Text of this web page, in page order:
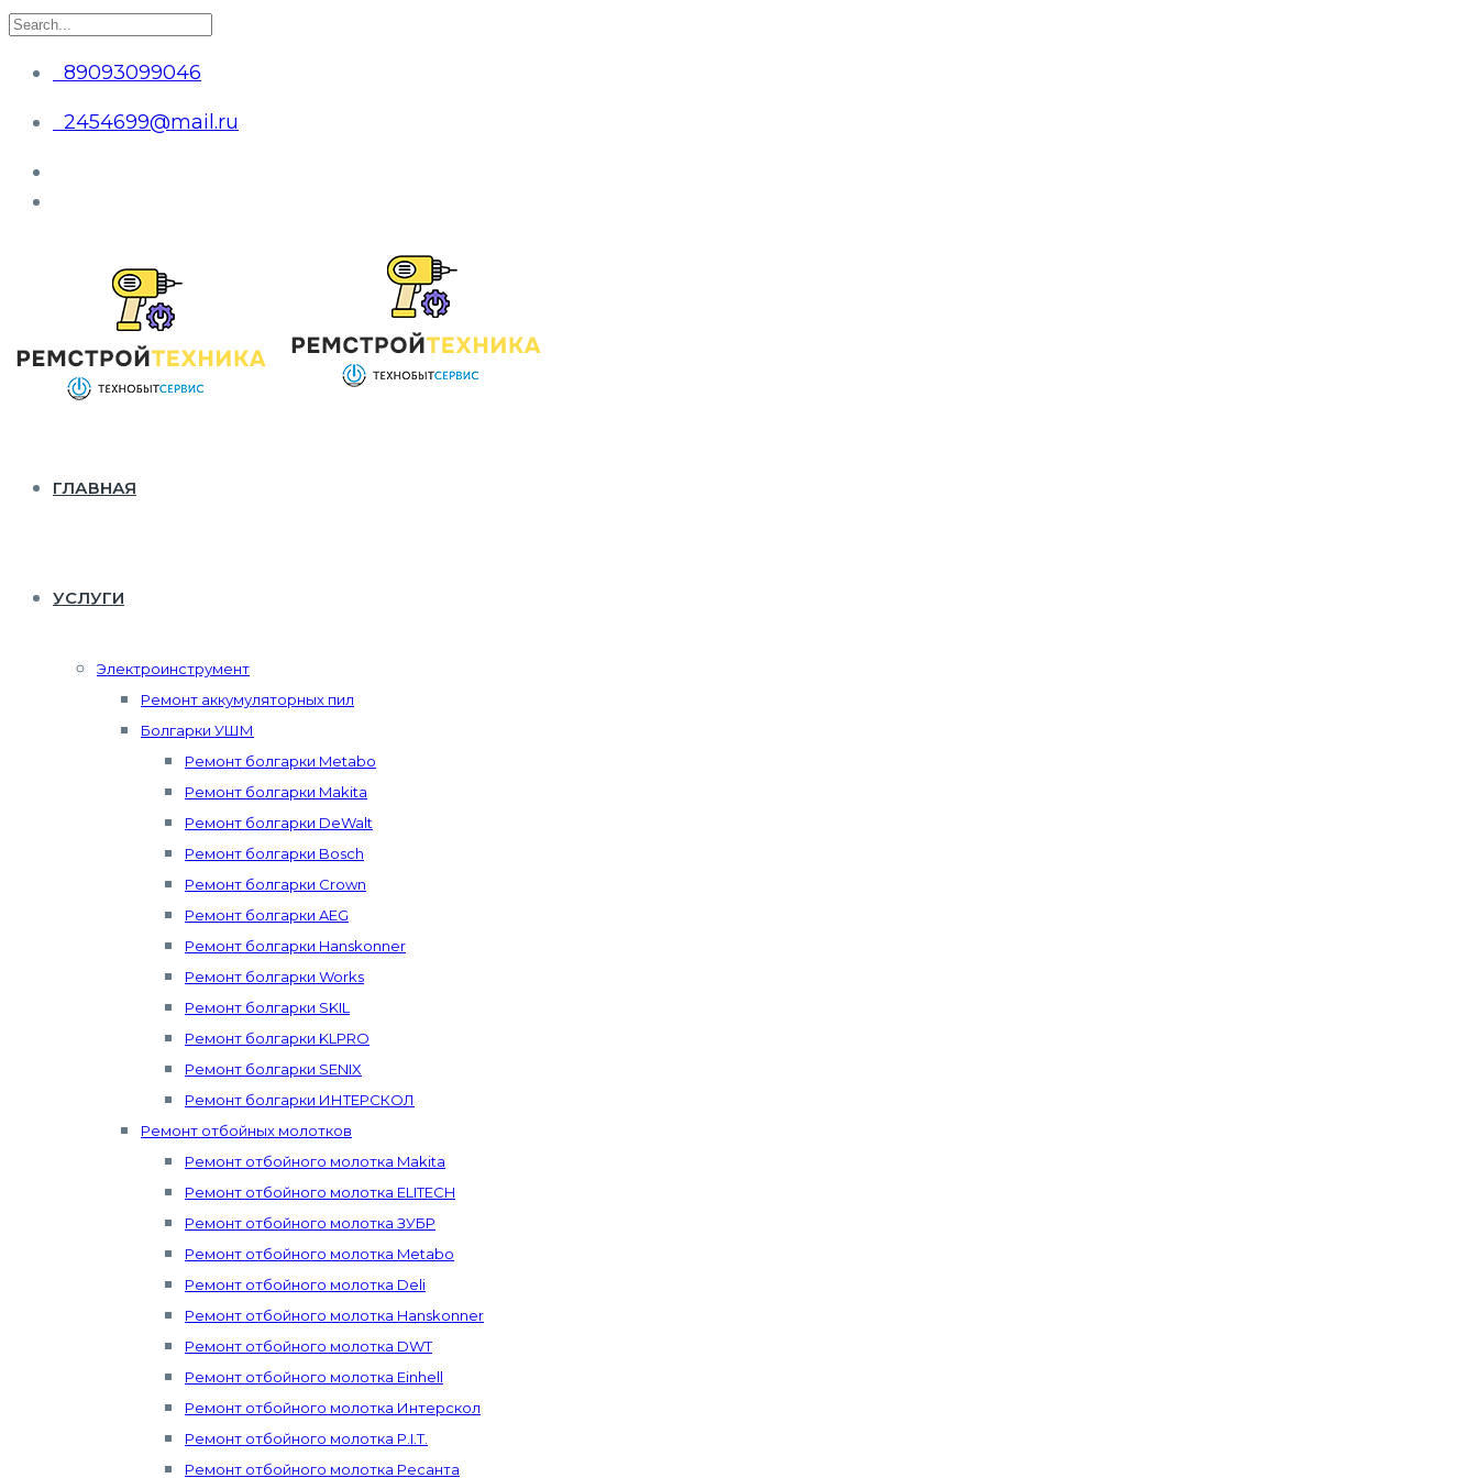
89093099046
2454699@mail.ru
ГЛАВНАЯ
УСЛУГИ
Электроинструмент
Ремонт аккумуляторных пил
Болгарки УШМ
Ремонт болгарки Metabo
Ремонт болгарки Makita
Ремонт болгарки DeWalt
Ремонт болгарки Bosch
Ремонт болгарки Crown
Ремонт болгарки AEG
Ремонт болгарки Hanskonner
Ремонт болгарки Works
Ремонт болгарки SKIL
Ремонт болгарки KLPRO
Ремонт болгарки SENIX
Ремонт болгарки ИНТЕРСКОЛ
Ремонт отбойных молотков
Ремонт отбойного молотка Makita
Ремонт отбойного молотка ELITECH
Ремонт отбойного молотка ЗУБР
Ремонт отбойного молотка Metabo
Ремонт отбойного молотка Deli
Ремонт отбойного молотка Hanskonner
Ремонт отбойного молотка DWT
Ремонт отбойного молотка Einhell
Ремонт отбойного молотка Интерскол
Ремонт отбойного молотка P.I.T.
Ремонт отбойного молотка Ресанта